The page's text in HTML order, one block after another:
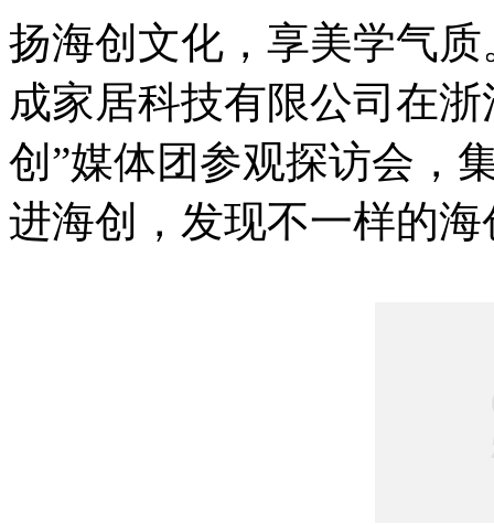
扬海创文化，享美学气
成家居科技有限公司在
创”媒体团参观探访会，
进海创，发现不一样的海